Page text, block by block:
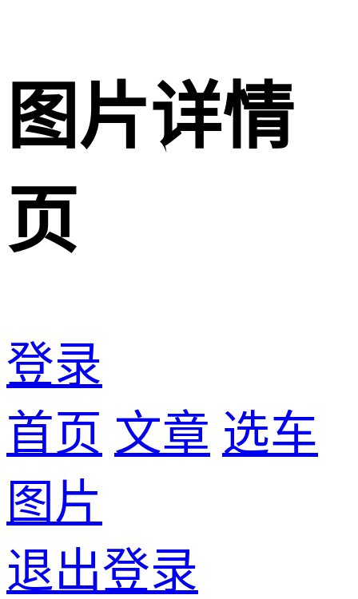
图片详情
页
登录
首页 文章 选车
图片
退出登录